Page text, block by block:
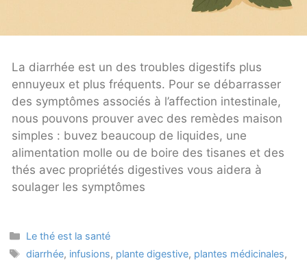
La diarrhée est un des troubles digestifs plus
ennuyeux et plus fréquents. Pour se débarrasser
des symptômes associés à l’affection intestinale,
nous pouvons prouver avec des remèdes maison
simples : buvez beaucoup de liquides, une
alimentation molle ou de boire des tisanes et des
thés avec propriétés digestives vous aidera à
soulager les symptômes
Categories
Le thé est la santé
Tags
diarrhée, infusions, plante digestive, plantes médicinales,